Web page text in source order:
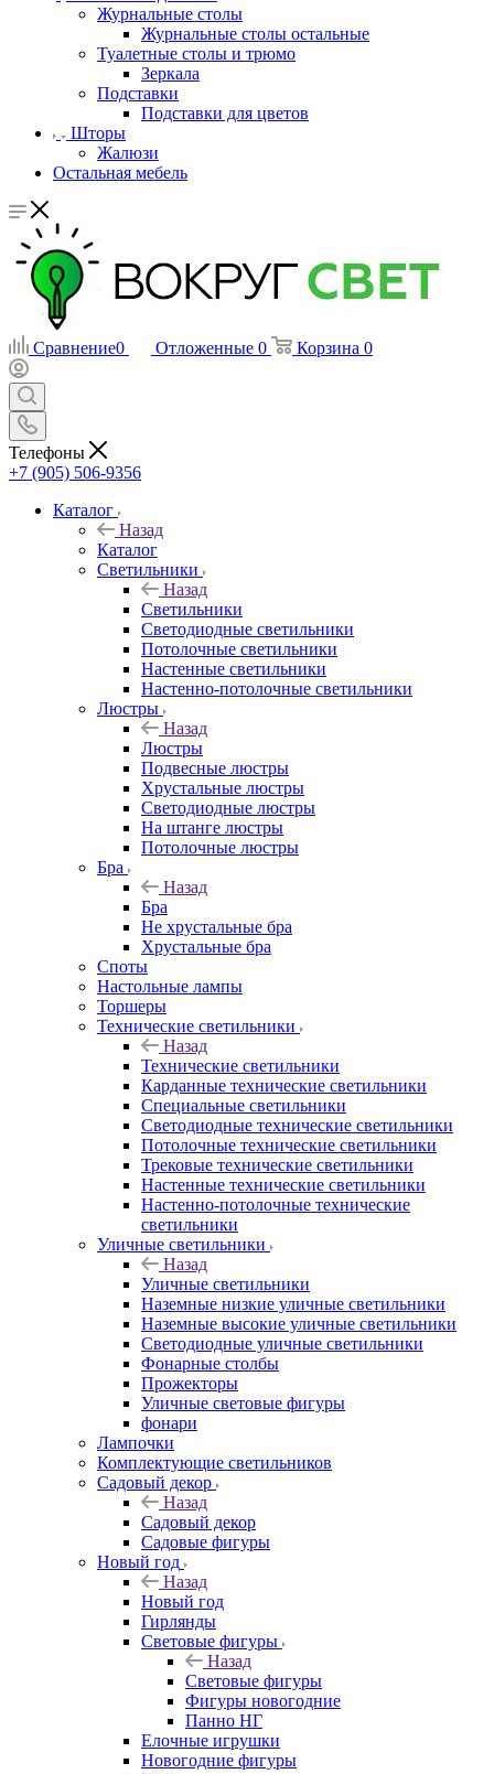
Журнальные столы
Журнальные столы остальные
Туалетные столы и трюмо
Зеркала
Подставки
Подставки для цветов
Шторы
Жалюзи
Остальная мебель
Сравнение0 Отложенные 0 Корзина 0
Телефоны
+7 (905) 506-9356
Каталог
Назад
Каталог
Светильники
Назад
Светильники
Светодиодные светильники
Потолочные светильники
Настенные светильники
Настенно-потолочные светильники
Люстры
Назад
Люстры
Подвесные люстры
Хрустальные люстры
Светодиодные люстры
На штанге люстры
Потолочные люстры
Бра
Назад
Бра
Не хрустальные бра
Хрустальные бра
Споты
Настольные лампы
Торшеры
Технические светильники
Назад
Технические светильники
Карданные технические светильники
Специальные светильники
Светодиодные технические светильники
Потолочные технические светильники
Трековые технические светильники
Настенные технические светильники
Настенно-потолочные технические
светильники
Уличные светильники
Назад
Уличные светильники
Наземные низкие уличные светильники
Наземные высокие уличные светильники
Светодиодные уличные светильники
Фонарные столбы
Прожекторы
Уличные световые фигуры
фонари
Лампочки
Комплектующие светильников
Садовый декор
Назад
Садовый декор
Садовые фигуры
Новый год
Назад
Новый год
Гирлянды
Световые фигуры
Назад
Световые фигуры
Фигуры новогодние
Панно НГ
Елочные игрушки
Новогодние фигуры